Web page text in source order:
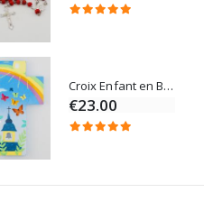
Croix Enfant en Bois Eglise Papillons et Arc-en-ciel 15 cm
€23.00